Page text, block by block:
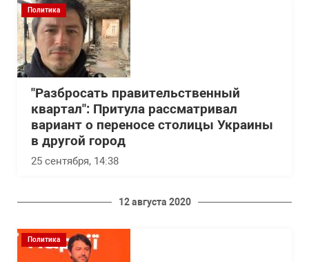
Политика
"Разбросать правительственный
квартал": Притула рассматривал
вариант о переносе столицы Украины
в другой город
25 сентября, 14:38
12 августа 2020
Политика